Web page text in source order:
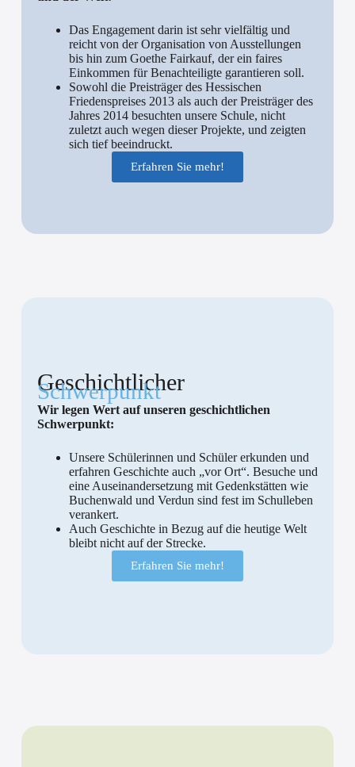
Das Engagement darin ist sehr vielfältig und
reicht von der Organisation von Ausstellungen
bis hin zum Goethe Fairkauf, der ein faires
Einkommen für Benachteiligte garantieren soll.
Sowohl die Preisträger des Hessischen
Friedenspreises 2013 als auch der Preisträger des
Jahres 2014 besuchten unsere Schule, nicht
zuletzt auch wegen dieser Projekte, und zeigten
sich tief beeindruckt.
Erfahren Sie mehr!
Geschichtlicher
Schwerpunkt
Wir legen Wert auf unseren geschichtlichen
Schwerpunkt:
Unsere Schülerinnen und Schüler erkunden und
erfahren Geschichte auch „vor Ort“. Besuche und
eine Auseinandersetzung mit Gedenkstätten wie
Buchenwald und Verdun sind fest im Schulleben
verankert.
Auch Geschichte in Bezug auf die heutige Welt
bleibt nicht auf der Strecke.
Erfahren Sie mehr!